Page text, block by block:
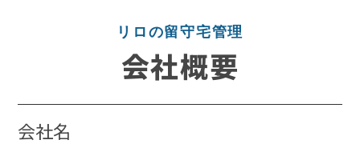
リロの留守宅管理
会社概要
会社名